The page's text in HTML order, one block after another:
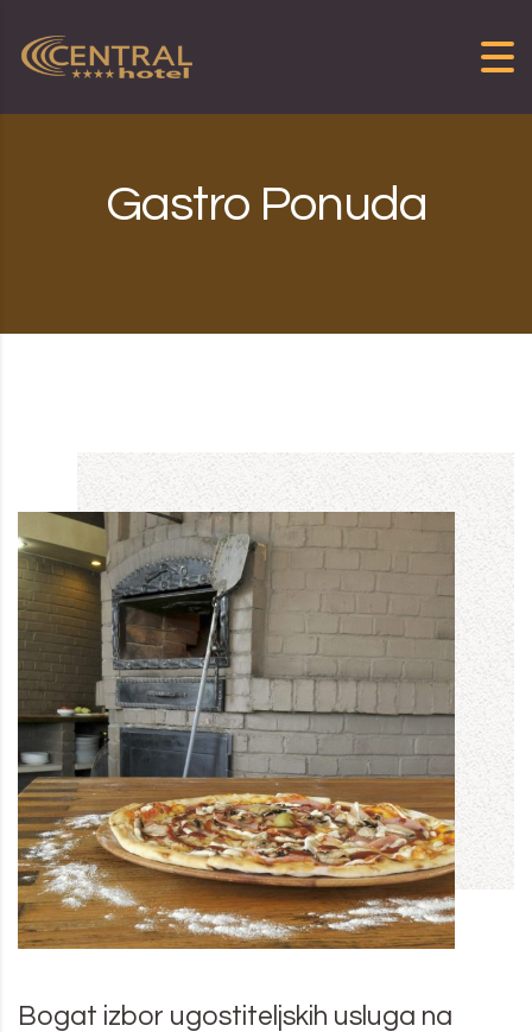
Gastro Ponuda
Bogat izbor ugostiteljskih usluga na